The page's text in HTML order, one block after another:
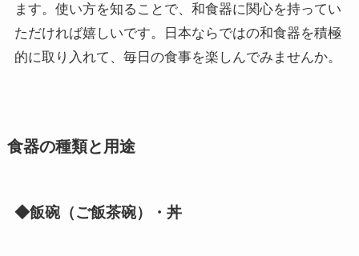
ます。使い方を知ることで、和食器に関心を持ってい
ただければ嬉しいです。日本ならではの和食器を積極
的に取り入れて、毎日の食事を楽しんでみませんか。
食器の種類と用途
◆飯碗（ご飯茶碗）・丼